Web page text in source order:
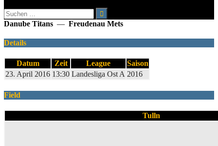
Suchen
nach:
Danube Titans — Freudenau Mets
Details
Datum Zeit League
Saison
23. April 2016 13:30 Landesliga Ost A 2016
Field
Tulln